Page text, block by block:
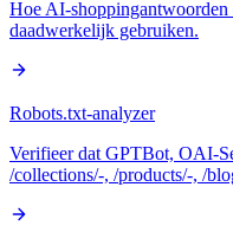
Hoe AI-
daadwerkelijk gebruiken.
Robots.txt-analyzer
Verifieer dat GPTBot, OAI-
/collections/-, /products/-, /